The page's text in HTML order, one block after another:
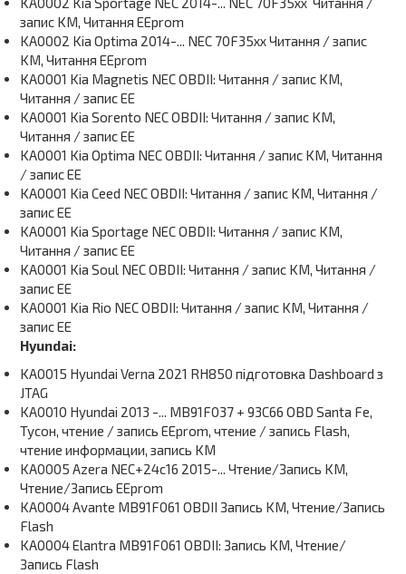
запис KM, Читання EEprom
KA0002 Kia Optima 2014-... NEC 70F35xx Читання / запис
KM, Читання EEprom
KA0001 Kia Magnetis NEC OBDII: Читання / запис KM,
Читання / запис EE
KA0001 Kia Sorento NEC OBDII: Читання / запис KM,
Читання / запис EE
KA0001 Kia Optima NEC OBDII: Читання / запис KM, Читання
/ запис EE
KA0001 Kia Ceed NEC OBDII: Читання / запис KM, Читання /
запис EE
KA0001 Kia Sportage NEC OBDII: Читання / запис KM,
Читання / запис EE
KA0001 Kia Soul NEC OBDII: Читання / запис KM, Читання /
запис EE
KA0001 Kia Rio NEC OBDII: Читання / запис KM, Читання /
запис EE
Hyundai:
KA0015 Hyundai Verna 2021 RH850 підготовка Dashboard з
JTAG
KA0010 Hyundai 2013 -... MB91F037 + 93C66 OBD Santa Fe,
Тусон, чтение / запись EEprom, чтение / запись Flash,
чтение информации, запись KM
KA0005 Azera NEC+24c16 2015-... Чтение/Запись KM,
Чтение/Запись EEprom
KA0004 Avante MB91F061 OBDII Запись KM, Чтение/Запись
Flash
KA0004 Elantra MB91F061 OBDII: Запись KM, Чтение/
Запись Flash